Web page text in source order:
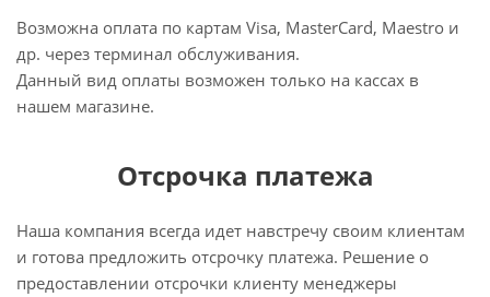
Возможна оплата по картам Visa, MasterCard, Maestro и
др. через терминал обслуживания.
Данный вид оплаты возможен только на кассах в
нашем магазине.
Отсрочка платежа
Наша компания всегда идет навстречу своим клиентам
и готова предложить отсрочку платежа. Решение о
предоставлении отсрочки клиенту менеджеры